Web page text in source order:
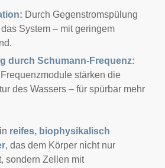
Durch Gegenstromspülung
System – mit geringem
durch Schumann-Frequenz:
stärken die
des Wassers – für spürbar mehr
reifes, biophysikalisch
, das dem Körper nicht nur
sondern Zellen mit